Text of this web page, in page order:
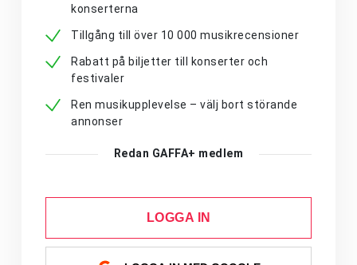
konserterna
Tillgång till över 10 000 musikrecensioner
Rabatt på biljetter till konserter och
festivaler
Ren musikupplevelse – välj bort störande
annonser
Redan GAFFA+ medlem
LOGGA IN